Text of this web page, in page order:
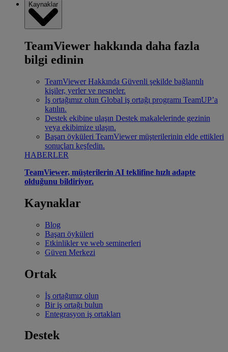
Kaynaklar
TeamViewer hakkında daha fazla
bilgi edinin
TeamViewer Hakkında Güvenli şekilde bağlantılı
kişiler, yerler ve nesneler.
İş ortağımız olun Global iş ortağı programı TeamUP’a
katılın.
Destek ekibine ulaşın Destek makalelerinde gezinin
veya ekibimize ulaşın.
Başarı öyküleri TeamViewer müşterilerinin elde ettikleri
sonuçları keşfedin.
HABERLER
TeamViewer, müşterilerin AI teklifine hızlı adapte
olduğunu bildiriyor.
Kaynaklar
Blog
Başarı öyküleri
Etkinlikler ve web seminerleri
Güven Merkezi
Ortak
İş ortağımız olun
Bir iş ortağı bulun
Entegrasyon iş ortakları
Destek